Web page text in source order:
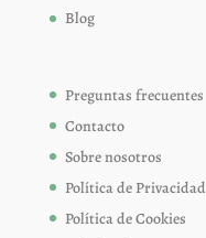
Blog
Preguntas frecuentes
Contacto
Sobre nosotros
Política de Privacidad
Política de Cookies